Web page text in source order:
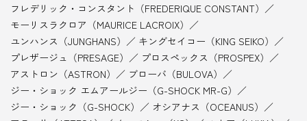
フレデリック・コンスタント（FREDERIQUE CONSTANT）
モーリスラクロア（MAURICE LACROIX）
ユンハンス（JUNGHANS）
キングセイコー（KING SEIKO）
プレザージュ（PRESAGE）
プロスペックス（PROSPEX）
アストロン（ASTRON）
ブローバ（BULOVA）
ジー・ショック エムアールジー（G-SHOCK MR-G）
ジー・ショック（G-SHOCK）
オシアナス（OCEANUS）